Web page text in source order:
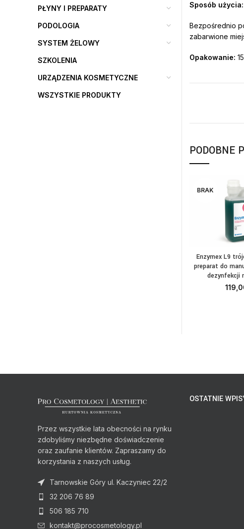
Sposób użycia:
Bezpośrednio
zabarwione
Opakowanie:
PODOBNE
BRAK
CZYTAJ
Enzymex L9
preparat do
dezynfekcji
PŁYNY I PREPARATY
PODOLOGIA
SYSTEM ŻELOWY
SZKOLENIA
URZĄDZENIA KOSMETYCZNE
WSZYSTKIE PRODUKTY
Przez wszystkie lata obecności na rynku
zdobyliśmy niezbędne doświadczenie
oraz zaufanie klientów. Zapraszamy do
korzystania z naszych usług.
Tarnowskie Góry ul. Kaczyniec 22/2
32 206 76 89
506 185 710
kontakt@procosmetology.pl
OSTATNIE